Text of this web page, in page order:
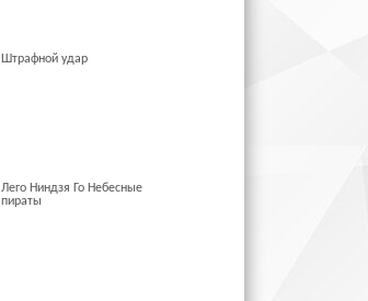
Штрафной удар
Лего Ниндзя Го Небесные
пираты